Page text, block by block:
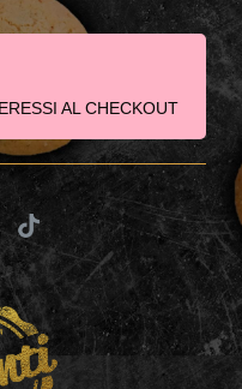
AL CHECKOUT